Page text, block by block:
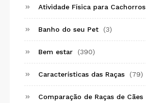
Atividade Física para Cachorros
Banho do seu Pet (3)
Bem estar (390)
Características das Raças (79)
Comparação de Raças de Cães